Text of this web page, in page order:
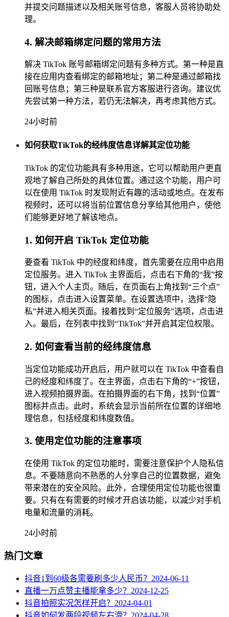
并提交问题描述以及相关账号信息，客服人员将协助处
理。
4. 解决邮箱绑定问题的常用方法
解决 TikTok 账号邮箱绑定问题有多种方式。第一种是直
接在应用内查看绑定的邮箱地址；第二种是通过邮箱找
回账号信息；第三种是联系官方客服进行咨询。建议优
先尝试第一种方法，若仍无法解决，再考虑其他方式。
24小时前
如何获取TikTok的经纬度信息详解其定位功能
TikTok 的定位功能具有多种用途，它可以帮助用户更直
观地了解自己所处的具体位置。通过这个功能，用户可
以在使用 TikTok 时发现附近有趣的活动或地点。在发布
视频时，还可以将当前位置信息分享给其他用户，使他
们能够更好地了解该地点。
1. 如何开启 TikTok 定位功能
要查看 TikTok 中的经度和纬度，首先需要在应用中启用
定位服务。进入 TikTok 主界面后，点击右下角的“我”按
钮，进入个人主页。随后，在页面右上角找到“三个点”
的图标，点击进入设置菜单。在设置选项中，选择“隐
私”并进入相关页面。接着找到“定位服务”选项，点击进
入。最后，在列表中找到“TikTok”并开启其定位权限。
2. 如何查看当前的经纬度信息
当定位功能成功开启后，用户就可以在 TikTok 中查看自
己的经度和纬度了。在主界面，点击右下角的“+”按钮，
进入视频拍摄界面。在拍摄界面的右下角，找到“位置”
图标并点击。此时，系统会显示当前所在位置的详细地
理信息，包括经度和纬度数值。
3. 使用定位功能的注意事项
在使用 TikTok 的定位功能时，需要注意保护个人隐私信
息。不要随意向不熟悉的人分享自己的位置数据，避免
带来潜在的安全风险。此外，合理使用定位功能也很重
要。只有在有需要的时候才开启该功能，以减少对手机
电量和流量的消耗。
24小时前
热门文章
抖音1到60级各需要刷多少人民币？ 2024-06-11
直播一万点赞主播能拿多少？ 2024-12-25
抖音拍照实况怎样开启？ 2024-04-01
抖音如何发两段视频左右滑？ 2024-04-28